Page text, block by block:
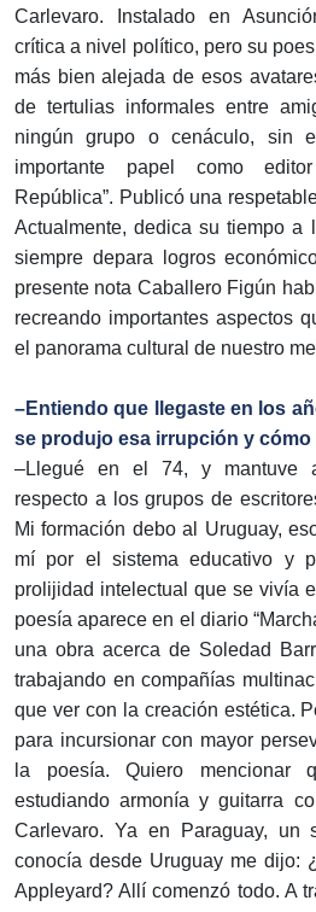
Carlevaro. Instalado en
crítica a nivel político, pero su
más bien alejada de esos
de tertulias informales entre
ningún grupo o cenáculo, sin
importante papel como
República”. Publicó una
Actualmente, dedica su tiempo a
siempre depara logros
presente nota Caballero Figún
recreando importantes aspectos
el panorama cultural de nuestro
–Entiendo que llegaste en los
se produjo esa irrupción y
–Llegué en el 74, y mantuve
respecto a los grupos de
Mi formación debo al Uruguay,
mí por el sistema educativo y
prolijidad intelectual que se vivía
poesía aparece en el diario
una obra acerca de Soledad
trabajando en compañías
que ver con la creación estética.
para incursionar con mayor
la poesía. Quiero mencionar
estudiando armonía y guitarra
Carlevaro. Ya en Paraguay, un
conocía desde Uruguay me dijo:
Appleyard? Allí comenzó todo. A